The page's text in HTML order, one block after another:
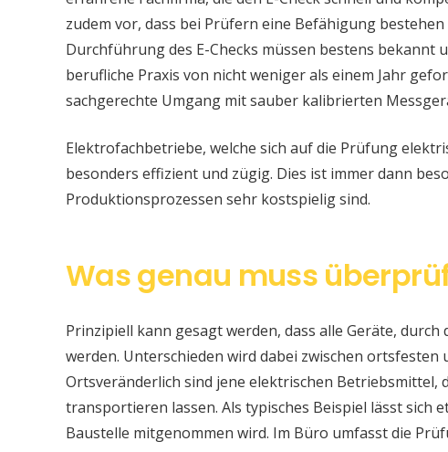
zudem vor, dass bei Prüfern eine Befähigung
Durchführung des E-Checks müssen bestens bekannt
berufliche Praxis von nicht weniger als einem Jahr
sachgerechte Umgang mit sauber kalibrierten
Elektrofachbetriebe, welche sich auf die Prüfung
besonders effizient und zügig. Dies ist immer dann
Produktionsprozessen sehr kostspielig sind.
Was genau muss
Prinzipiell kann gesagt werden, dass alle Geräte,
werden. Unterschieden wird dabei zwischen ortsfesten
Ortsveränderlich sind jene elektrischen Betriebsmittel,
transportieren lassen. Als typisches Beispiel lässt sich
Baustelle mitgenommen wird. Im Büro umfasst die